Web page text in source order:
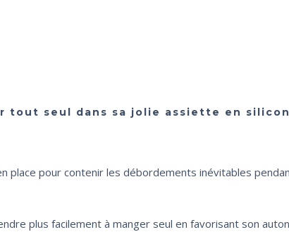
tout seul dans sa jolie assiette en
pour contenir les débordements inévitables
plus facilement à manger seul en favorisant son